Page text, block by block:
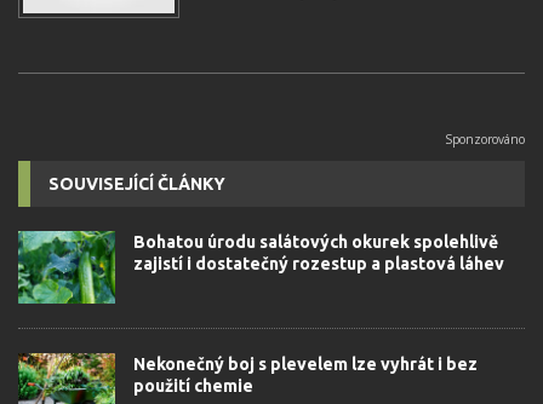
SOUVISEJÍCÍ ČLÁNKY
Bohatou úrodu salátových okurek spolehlivě
zajistí i dostatečný rozestup a plastová láhev
Nekonečný boj s plevelem lze vyhrát i bez
použití chemie